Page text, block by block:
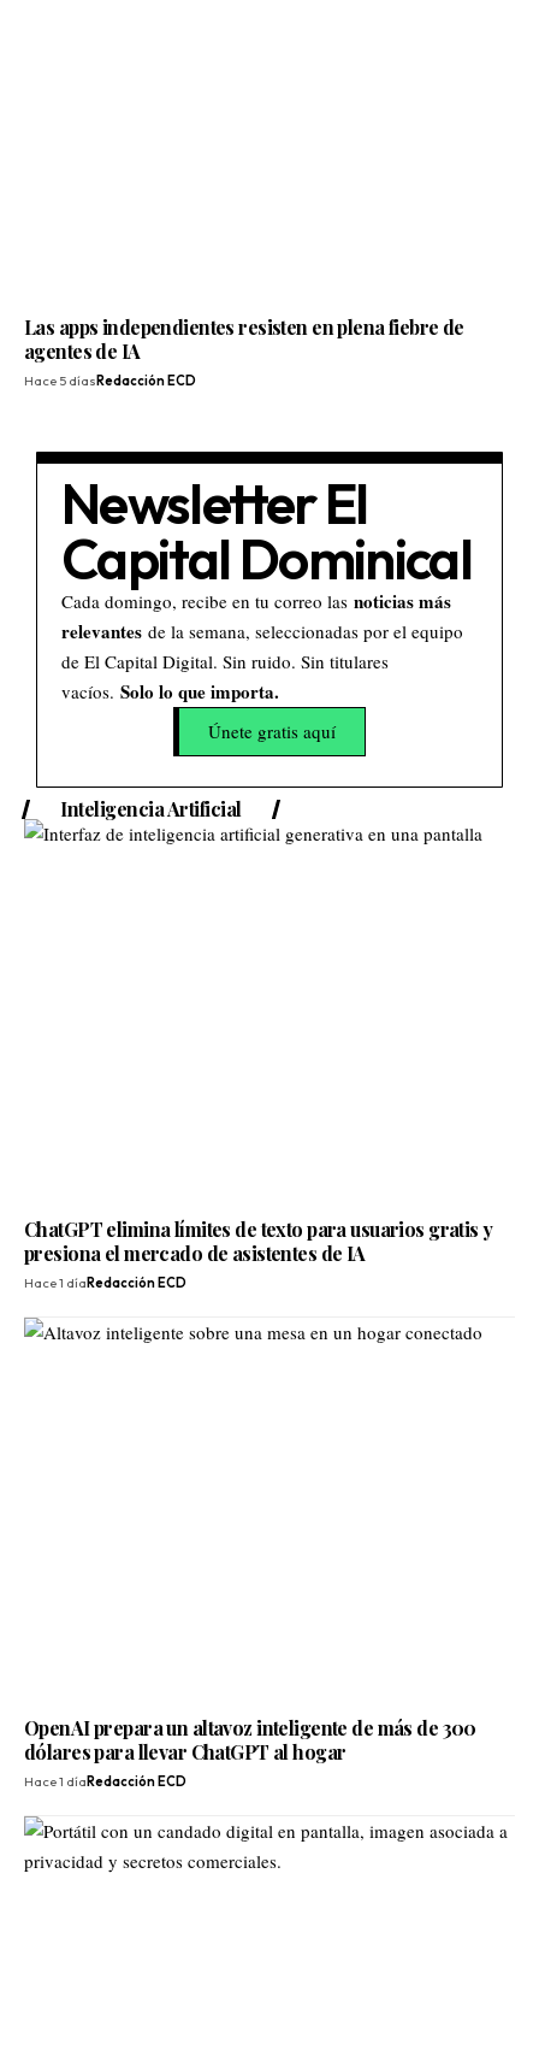
Las apps independientes resisten en plena fiebre de
agentes de IA
Hace 5 díasRedacción ECD
Newsletter El
Capital Dominical
Cada domingo, recibe en tu correo las noticias más
relevantes de la semana, seleccionadas por el equipo
de El Capital Digital. Sin ruido. Sin titulares
vacíos. Solo lo que importa.
Únete gratis aquí
Inteligencia Artificial
ChatGPT elimina límites de texto para usuarios gratis y
presiona el mercado de asistentes de IA
Hace 1 día Redacción ECD
OpenAI prepara un altavoz inteligente de más de 300
dólares para llevar ChatGPT al hogar
Hace 1 día Redacción ECD